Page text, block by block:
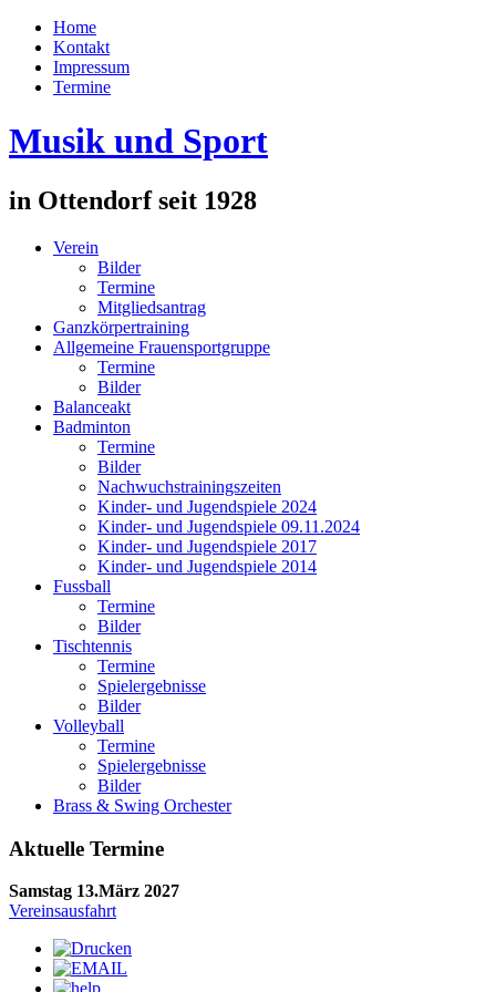
Home
Kontakt
Impressum
Termine
Musik und Sport
in Ottendorf seit 1928
Verein
Bilder
Termine
Mitgliedsantrag
Ganzkörpertraining
Allgemeine Frauensportgruppe
Termine
Bilder
Balanceakt
Badminton
Termine
Bilder
Nachwuchstrainingszeiten
Kinder- und Jugendspiele 2024
Kinder- und Jugendspiele 09.11.2024
Kinder- und Jugendspiele 2017
Kinder- und Jugendspiele 2014
Fussball
Termine
Bilder
Tischtennis
Termine
Spielergebnisse
Bilder
Volleyball
Termine
Spielergebnisse
Bilder
Brass & Swing Orchester
Aktuelle Termine
Samstag 13.März 2027
Vereinsausfahrt